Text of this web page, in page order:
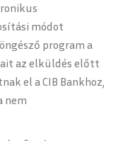
módot
program a
az elküldés előtt
el a CIB Bankhoz,
nem